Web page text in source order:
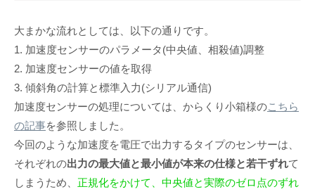
大まかな流れとしては、以下の通りです。
1. 加速度センサーのパラメータ(中央値、相殺値)調整
2. 加速度センサーの値を取得
3. 傾斜角の計算と標準入力(シリアル通信)
加速度センサーの処理については、からくり小箱様のこちら
の記事を参照しました。
今回のような加速度を電圧で出力するタイプのセンサーは、
それぞれの出力の最大値と最小値が本来の仕様と若干ずれて
しまうため、 正規化をかけて、中央値と実際のゼロ点のずれ